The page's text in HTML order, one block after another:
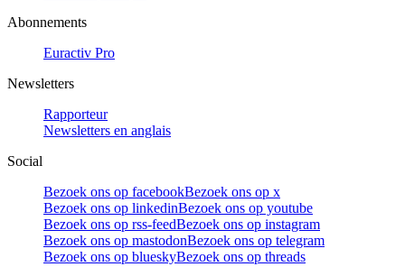
Abonnements
Euractiv Pro
Newsletters
Rapporteur
Newsletters en anglais
Social
Bezoek ons op facebookBezoek ons op x
Bezoek ons op linkedinBezoek ons op youtube
Bezoek ons op rss-feedBezoek ons op instagram
Bezoek ons op mastodonBezoek ons op telegram
Bezoek ons op blueskyBezoek ons op threads